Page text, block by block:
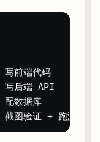
（支持 Vue/
上线可以在几小时内完
）
/产品经理
的人
前端代码
后端 API
数据库